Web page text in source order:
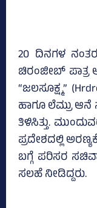
20 ದಿನಗಳ ನಂತರ
ಚಿರಂಜೀಬ್ ಪಾತ್ರ
“ಜಲಸೂಕ್ಷ್ಮ”
ಹಾಗೂ ಲೆಮ್ರು ಆನೆ
ತಿಳಿಸಿತ್ತು.
ಪ್ರದೇಶದಲ್ಲಿ
ಬಗ್ಗೆ ಪರಿಸರ
ಸಲಹೆ ನೀಡಿದ್ದರು.